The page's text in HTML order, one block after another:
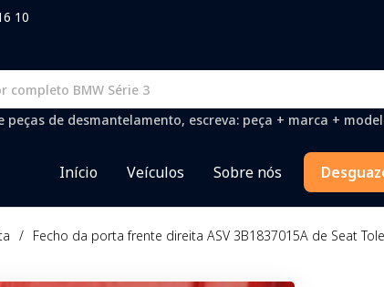
10
peças de desmantelamento, escreva: peça + marca +
Início Veículos Sobre nós
/ Fecho da porta frente direita ASV 3B1837015A de Seat